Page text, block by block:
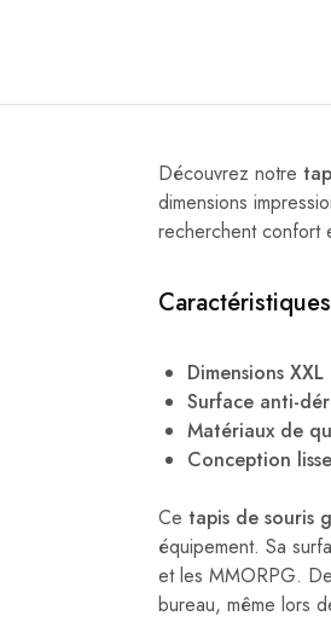
Découvrez notre
dimensions
recherchent confort
Dimensions XXL
Surface anti-
Matériaux de
Conception lisse
Ce tapis de souris
équipement. Sa
et les MMORPG.
bureau, même lors